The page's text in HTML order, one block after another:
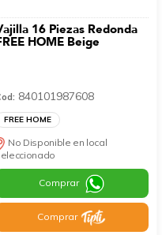
16 Piezas Redonda
HOME Beige
840101987608
FREE HOME
No Disponible en local
Comprar
Comprar